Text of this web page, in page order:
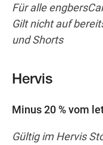
Für alle
Gilt nicht auf
und Shorts
Hervis
Minus 20 % vom
Gültig im Hervis